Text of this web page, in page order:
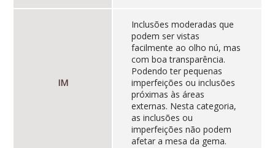
IM
Inclusões moderadas que
podem ser vistas
facilmente ao olho nú, mas
com boa transparência.
Podendo ter pequenas
imperfeições ou inclusões
próximas às áreas
externas. Nesta categoria,
as inclusões ou
imperfeições não podem
afetar a mesa da gema.